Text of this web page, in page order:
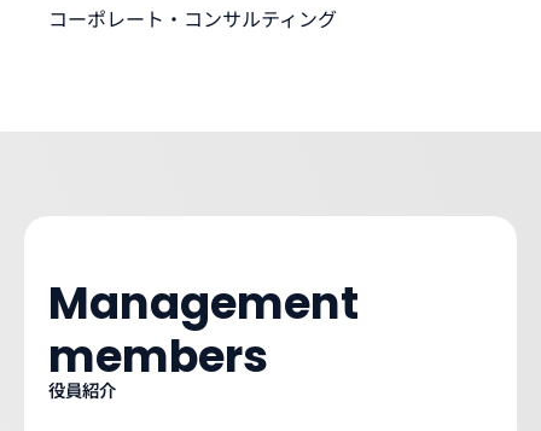
コーポレート・コンサルティング
Management
members
役員紹介